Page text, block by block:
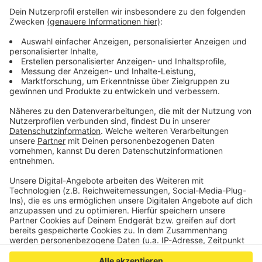
sammeln. Bitte lesen Sie die
Nutzung des Service zu, um dieses
Video anzusehen.
Mehr Informationen
Akzeptieren
powered byUsercentrics Consent
Management Platform
Stefanie Heinzmann feat. Jake Isaac - All We Need Is
Love (Official Video)
Anzeige
Anzeige